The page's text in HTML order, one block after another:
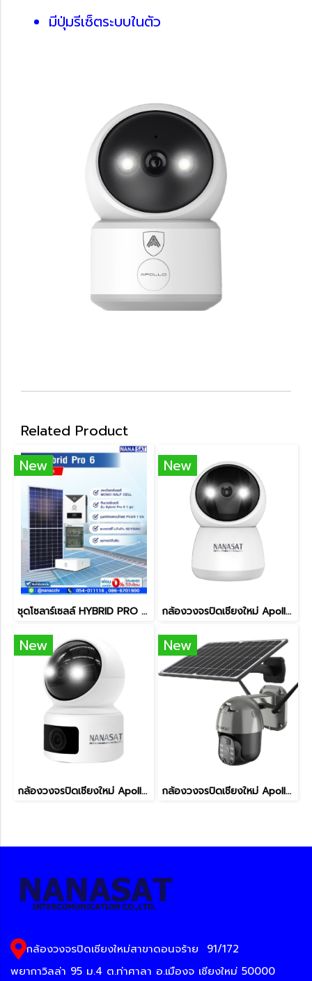
มีปุ่มรีเซ็ตระบบในตัว
Related Product
New
ชุดโซลาร์เซลล์ HYBRID PRO 6 LiFePO4
New
กล้องวงจรปิดเชียงใหม่ Apollo รุ่น APL-IPC-WF121W 2MP ราคาถูก
New
กล้องวงจรปิดเชียงใหม่ Apollo รุ่น APL-IPC-WF133W-DL 3MP
New
กล้องวงจรปิดเชียงใหม่ Apollo รุ่น Q5Pro 4G PTZ CCTV Wi-fi พร้อมโซล่าเซลล์ กล้องวงจรปิดไร้สายเชียงใหม่
กล้องวงจรปิดเชียงใหม่สาขาดอนจร้าย
91/172
พยากาวิลล่า 95 ม.4 ต.ท่าศาลา อ.เมืองจ เชียงใหม่ 50000